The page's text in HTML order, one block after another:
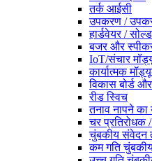
तर्क आईसी
उपकरण /
हार्डवेयर /
बजर और
IoT/संचार
कार्यात्मक
विकास बोर्ड
रीड स्विच
तनाव नापने का
चर प्रतिरोधक /
चुंबकीय संवेदन
कम गति